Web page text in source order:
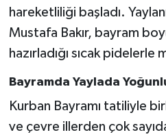
hareketliliği başladı.
Mustafa Bakır, bayram
hazırladığı sıcak pidelerle
Bayramda Yaylada
Kurban Bayramı tatiliyle
ve çevre illerden çok